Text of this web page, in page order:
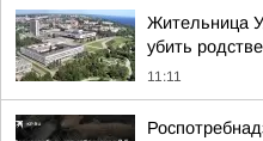
Жительница
убить
11:11